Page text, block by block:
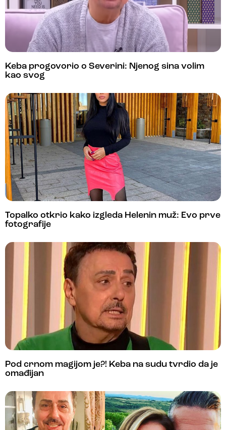
Keba progovorio o Severini: Njenog sina volim
kao svog
Topalko otkrio kako izgleda Helenin muž: Evo prve
fotografije
Pod crnom magijom je?! Keba na sudu tvrdio da je
omađijan